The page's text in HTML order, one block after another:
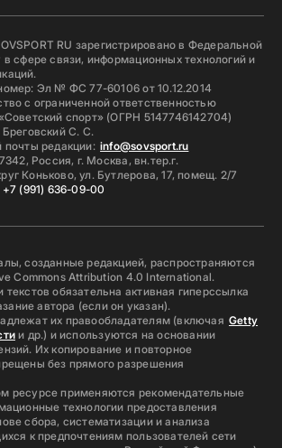
RU зарегистрировано в Федеральной
сфере связи, информационных технологий и
Эл № ФС 77-60106 от 10.12.2014
с ограниченной ответственностью
спорт» (ОГРН 5147746142704)
С. С.
почты редакции: info@sovsport.ru
Россия, г. Москва, вн.тер.г.
Коньково, ул. Бутлерова, 17, помещ. 2/7
+7 (991) 636-09-00
созданные редакцией, распространяются
Commons Attribution 4.0 International.
текстов обязательна активная гиперссылка
автора (если он указан).
их правообладателям (включая Getty
и др.) и используются на основании
Их копирование и повторное
без прямого разрешения
ресурсе применяются рекомендательные
технологии предоставления
сбора, систематизации и анализа
к предпочтениям пользователей сети